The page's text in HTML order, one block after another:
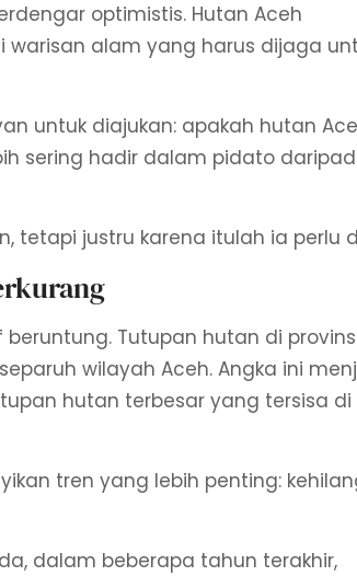
optimistis. Hutan Aceh
alam yang harus dijaga
untuk diajukan: apakah hutan
sering hadir dalam pidato
tetapi justru karena itulah ia perlu
Tutupan hutan di
wilayah Aceh. Angka ini
hutan terbesar yang tersisa di
tren yang lebih penting:
dalam beberapa tahun terakhir,